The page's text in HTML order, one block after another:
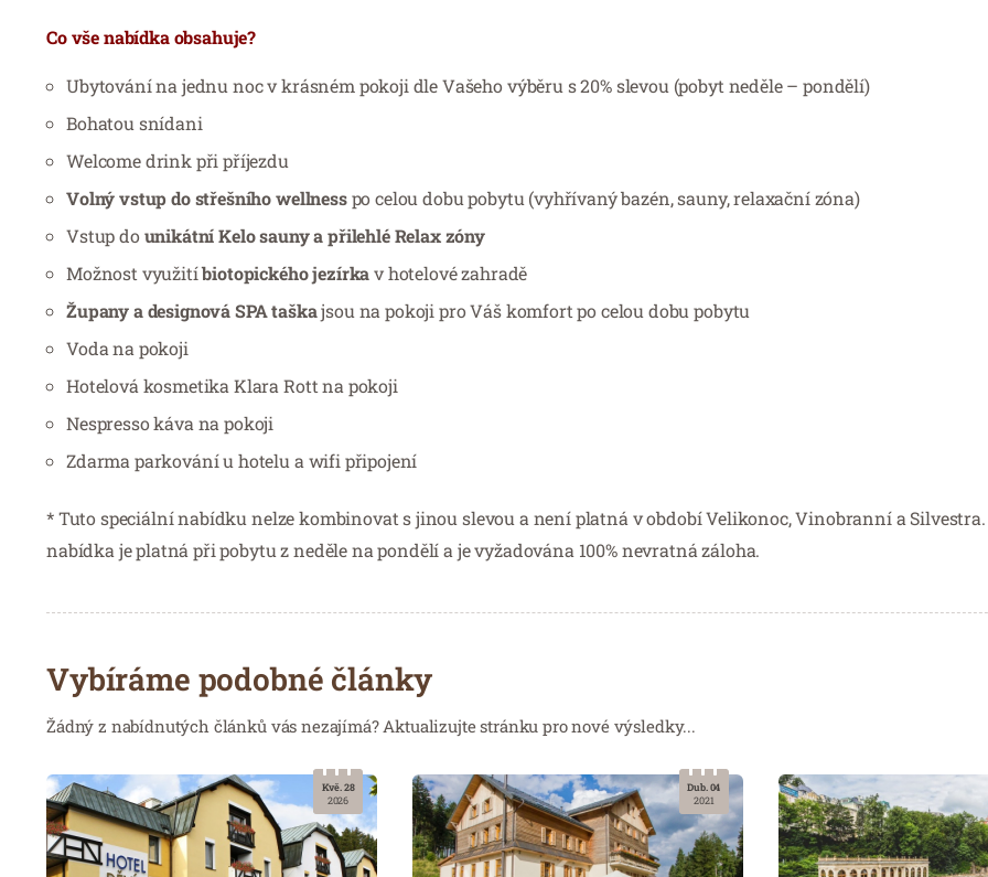
Co vše nabídka obsahuje?
Ubytování na jednu noc v krásném pokoji dle Vašeho výběru s 20% slevou (pobyt neděle – pondělí)
Bohatou snídani
Welcome drink při příjezdu
Volný vstup do střešního wellnesspo celou dobu pobytu (vyhřívaný bazén, sauny, relaxační zóna)
Vstup dounikátní Kelo sauny a přilehlé Relax zóny
Možnost využitíbiotopického jezírkav hotelové zahradě
Župany a designová SPA taškajsou na pokoji pro Váš komfort po celou dobu pobytu
Voda na pokoji
Hotelová kosmetika Klara Rott na pokoji
Nespresso káva na pokoji
Zdarma parkování u hotelu a wifi připojení
* Tuto speciální nabídku nelze kombinovat s jinou slevou a není platná v období Velikonoc, Vinobranní a
nabídka je platná při pobytu z neděle na pondělí a je vyžadována 100% nevratná záloha.
Vybíráme podobné články
Žádný z nabídnutých článků vás nezajímá? Aktualizujte stránku pro nové výsledky...
Kvě. 28
2026
Dub. 04
2021